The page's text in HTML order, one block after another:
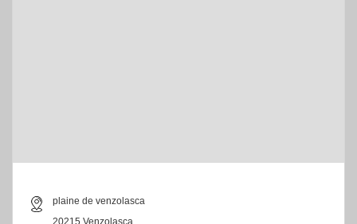
plaine de venzolasca